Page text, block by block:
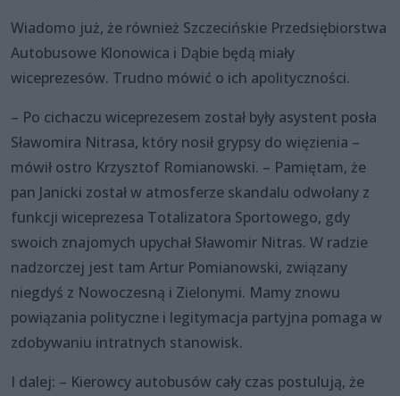
Wiadomo już, że również Szczecińskie Przedsiębiorstwa
Autobusowe Klonowica i Dąbie będą miały
wiceprezesów. Trudno mówić o ich apolityczności.
– Po cichaczu wiceprezesem został były asystent posła
Sławomira Nitrasa, który nosił grypsy do więzienia –
mówił ostro Krzysztof Romianowski. – Pamiętam, że
pan Janicki został w atmosferze skandalu odwołany z
funkcji wiceprezesa Totalizatora Sportowego, gdy
swoich znajomych upychał Sławomir Nitras. W radzie
nadzorczej jest tam Artur Pomianowski, związany
niegdyś z Nowoczesną i Zielonymi. Mamy znowu
powiązania polityczne i legitymacja partyjna pomaga w
zdobywaniu intratnych stanowisk.
I dalej: – Kierowcy autobusów cały czas postulują, że